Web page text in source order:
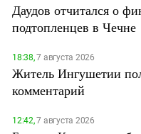
Даудов отчитался о
подтопленцев в Чечне
18:38,7 августа 2026
Житель Ингушетии
комментарий
12:42,7 августа 2026